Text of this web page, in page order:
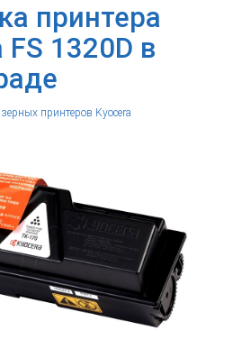
принтера
FS 1320D в
принтеров Kyocera